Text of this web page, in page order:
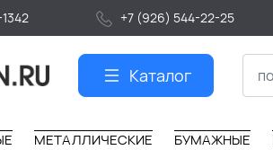
+7 (926) 544-22-25
Каталог
МЕТАЛЛИЧЕСКИЕ БУМАЖНЫЕ